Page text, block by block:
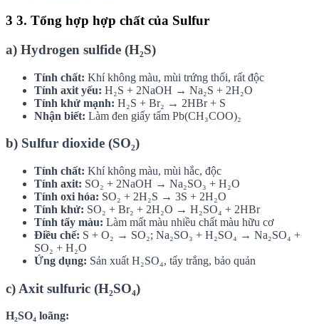
3 3. Tổng hợp hợp chất của Sulfur
a) Hydrogen sulfide (H₂S)
Tính chất: Khí không màu, mùi trứng thối, rất độc
Tính axit yếu: H₂S + 2NaOH → Na₂S + 2H₂O
Tính khử mạnh: H₂S + Br₂ → 2HBr + S
Nhận biết: Làm đen giấy tẩm Pb(CH₃COO)₂
b) Sulfur dioxide (SO₂)
Tính chất: Khí không màu, mùi hắc, độc
Tính axit: SO₂ + 2NaOH → Na₂SO₃ + H₂O
Tính oxi hóa: SO₂ + 2H₂S → 3S + 2H₂O
Tính khử: SO₂ + Br₂ + 2H₂O → H₂SO₄ + 2HBr
Tính tẩy màu: Làm mất màu nhiều chất màu hữu cơ
Điều chế: S + O₂ → SO₂; Na₂SO₃ + H₂SO₄ → Na₂SO₄ +
SO₂ + H₂O
Ứng dụng: Sản xuất H₂SO₄, tẩy trắng, bảo quản
c) Axit sulfuric (H₂SO₄)
H₂SO₄ loãng: